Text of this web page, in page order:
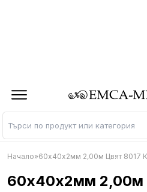
Начало»60х40х2мм 2,00м Цвят 8017
60х40х2мм 2,00м